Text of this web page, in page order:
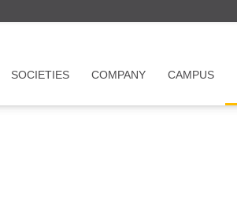
SOCIETIES COMPANY CAMPUS